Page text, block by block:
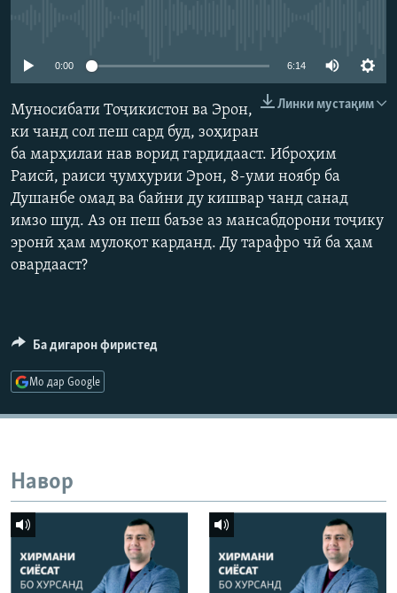
Ҳамаи сомонаҳои RFE/RL
0:00 6:14
Линки мустақим
Муносибати Тоҷикистон ва Эрон,
ки чанд сол пеш сард буд, зоҳиран
ба марҳилаи нав ворид гардидааст. Иброҳим
Раисӣ, раиси ҷумҳурии Эрон, 8-уми ноябр ба
Душанбе омад ва байни ду кишвар чанд санад
имзо шуд. Аз он пеш баъзе аз мансабдорони тоҷику
эронӣ ҳам мулоқот карданд. Ду тарафро чӣ ба ҳам
овардааст?
Ба дигарон фиристед
Мо дар Google
Навор